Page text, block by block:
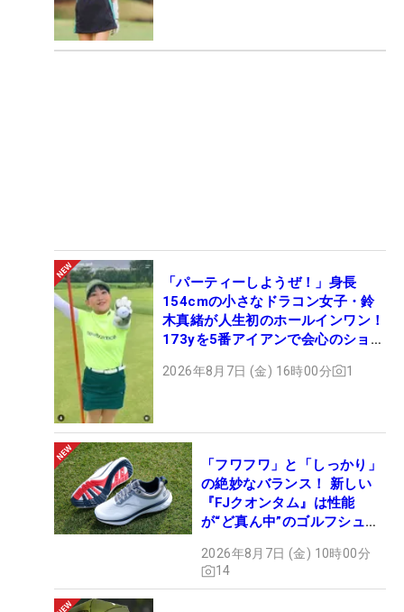
「パーティーしようぜ！」身長
154cmの小さなドラコン女子・鈴
木真緒が人生初のホールインワン！
173yを5番アイアンで会心のショッ
2026年8月7日 (金) 16時00分 1
「フワフワ」と「しっかり」
の絶妙なバランス！ 新しい
『FJクオンタム』は性能
が“ど真ん中”のゴルフシュー
2026年8月7日 (金) 10時00分
14